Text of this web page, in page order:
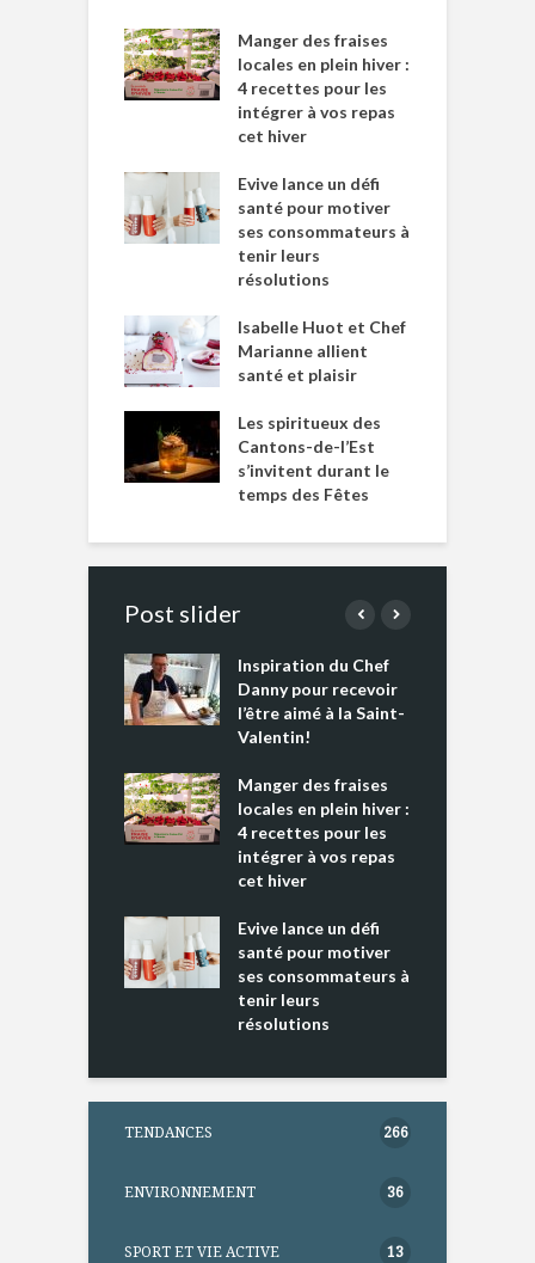
Manger des fraises
locales en plein hiver :
4 recettes pour les
intégrer à vos repas
cet hiver
Evive lance un défi
santé pour motiver
ses consommateurs à
tenir leurs
résolutions
Isabelle Huot et Chef
Marianne allient
santé et plaisir
Les spiritueux des
Cantons-de-l’Est
s’invitent durant le
temps des Fêtes
Post slider
Inspiration du Chef
Danny pour recevoir
l’être aimé à la Saint-
Valentin!
Manger des fraises
locales en plein hiver :
4 recettes pour les
intégrer à vos repas
cet hiver
Evive lance un défi
santé pour motiver
ses consommateurs à
tenir leurs
résolutions
TENDANCES 266
ENVIRONNEMENT 36
SPORT ET VIE ACTIVE 13